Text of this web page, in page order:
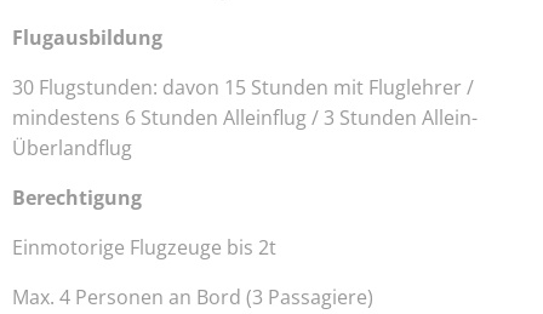
Flugausbildung
30 Flugstunden: davon 15 Stunden mit Fluglehrer /
mindestens 6 Stunden Alleinflug / 3 Stunden Allein-
Überlandflug
Berechtigung
Einmotorige Flugzeuge bis 2t
Max. 4 Personen an Bord (3 Passagiere)